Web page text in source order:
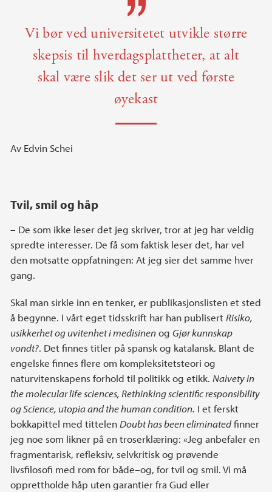
Vi bør ved universitetet utvikle større
skepsis til hverdagsplattheter, at alt
skal være slik det ser ut ved første
øyekast
Av Edvin Schei
Tvil, smil og håp
– De som ikke leser det jeg skriver, tror at jeg har veldig
spredte interesser. De få som faktisk leser det, har vel
den motsatte oppfatningen: At jeg sier det samme hver
gang.
Skal man sirkle inn en tenker, er publikasjonslisten et sted
å begynne. I vårt eget tidsskrift har han publisertRisiko,
usikkerhet og uvitenhet i medisinenog Gjør kunnskap
vondt?. Det finnes titler på spansk og katalansk. Blant de
engelske finnes flere om kompleksitetsteori og
naturvitenskapens forhold til politikk og etikk. Naivety in
the molecular life sciences, Rethinking scientific responsibility
og Science, utopia and the human condition. I et ferskt
bokkapittel med tittelenDoubt has been eliminatedfinner
jeg noe som likner på en troserklæring: «Jeg anbefaler en
fragmentarisk, refleksiv, selvkritisk og prøvende
livsfilosofi med rom for både–og, for tvil og smil. Vi må
opprettholde håp uten garantier fra Gud eller